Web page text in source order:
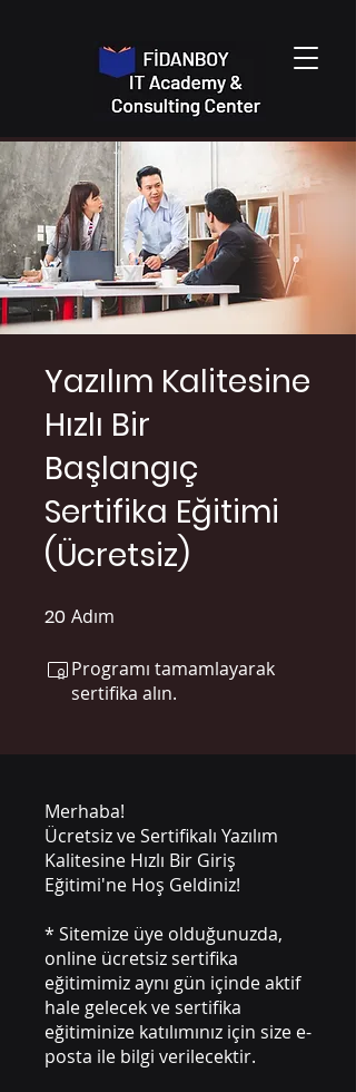
Yazılım Kalitesine
Hızlı Bir
Başlangıç
Sertifika Eğitimi
(Ücretsiz)
20 Adım
Programı tamamlayarak
sertifika alın.
Merhaba!
Ücretsiz ve Sertifikalı Yazılım
Kalitesine Hızlı Bir Giriş
Eğitimi'ne Hoş Geldiniz!
* Sitemize üye olduğunuzda,
online ücretsiz sertifika
eğitimimiz aynı gün içinde aktif
hale gelecek ve sertifika
eğitiminize katılımınız için size e-
posta ile bilgi verilecektir.